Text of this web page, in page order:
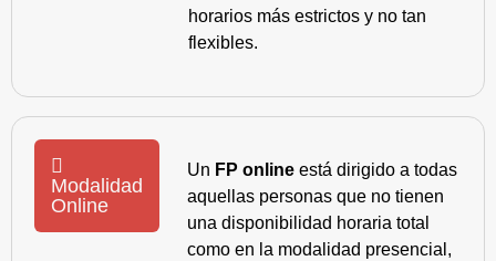
horarios más estrictos y no tan
flexibles.
Modalidad
Online
Un FP online está dirigido a todas
aquellas personas que no tienen
una disponibilidad horaria total
como en la modalidad presencial,